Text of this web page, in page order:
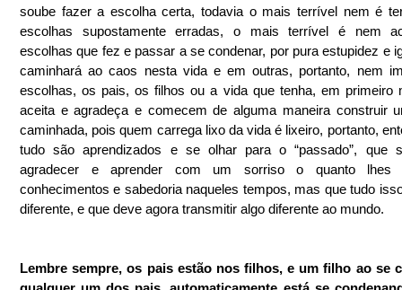
soube fazer a escolha certa, todavia o mais terrível nem é
escolhas supostamente erradas, o mais terrível é nem
escolhas que fez e passar a se condenar, por pura estupidez e
caminhará ao caos nesta vida e em outras, portanto, nem
escolhas, os pais, os filhos ou a vida que tenha, em primeiro
aceita e agradeça e comecem de alguma maneira construir
caminhada, pois quem carrega lixo da vida é lixeiro, portanto,
tudo são aprendizados e se olhar para o “passado”, que
agradecer e aprender com um sorriso o quanto lhes
conhecimentos e sabedoria naqueles tempos, mas que tudo
diferente, e que deve agora transmitir algo diferente ao mundo.
Lembre sempre, os pais estão nos filhos, e um filho ao se